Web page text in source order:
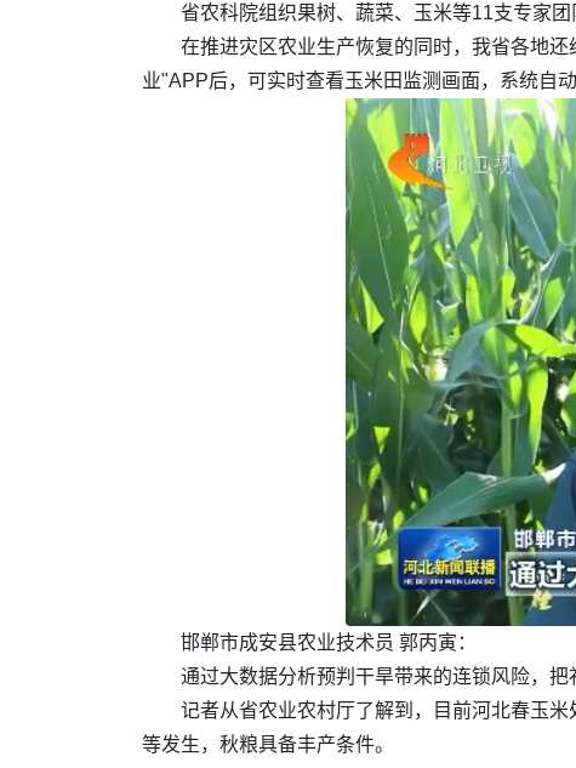
省农科院组织果树、蔬菜、玉米等11支专家
在推进灾区农业生产恢复的同时，我省各地
业"APP后，可实时查看玉米田监测画面，系统自
邯郸市成安县农业技术员 郭丙寅：
通过大数据分析预判干旱带来的连锁风险，把
记者从省农业农村厅了解到，目前河北春玉
等发生，秋粮具备丰产条件。